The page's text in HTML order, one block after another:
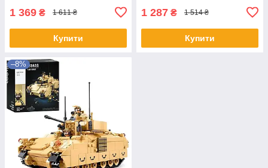
1 369 ₴ 1 611 ₴
Купити
1 287 ₴ 1 514 ₴
Купити
–8%